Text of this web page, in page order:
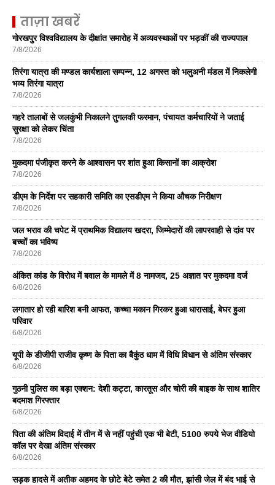
ताज़ा खबरें
गोरखपुर विश्वविद्यालय के दीक्षांत समारोह में अव्यवस्थाओं पर भड़कीं की राज्यपाल
7/8/2026
तिरंगा यात्रा की मण्डल कार्यशाला सम्पन्न, 12 अगस्त को भलुअनी मंडल में निकलेगी
भव्य तिरंगा यात्रा
7/8/2026
गहरे तालाबों से जलकुंभी निकालने तुगलकी फरमान, पंचायत कर्मचारियों ने जताई
सुरक्षा को लेकर चिंता
7/8/2026
मुकदमा पंजीकृत करने के आश्वासन पर शांत हुआ किसानों का आक्रोश
7/8/2026
डीएम के निर्देश पर सहकारी समिति का एसडीएम ने किया औचक निरीक्षण
7/8/2026
जल भराव की चपेट में प्राथमिक विद्यालय खदरा, जिम्मेदारों की लापरवाही से दांव पर
बच्चों का भविष्य
7/8/2026
अंकित कांड के विरोध में बवाल के मामले में 8 नामजद, 25 अज्ञात पर मुकदमा दर्ज
6/8/2026
लगातार हो रही बारिश बनी आफत, कच्चा मकान गिरकर हुआ धारासाई, बेघर हुआ
परिवार
6/8/2026
यूपी के डीजीपी राजीव कृष्ण के पिता का बैकुंठ धाम में विधि विधान से अंतिम संस्कार
6/8/2026
गुठनी पुलिस का बड़ा एक्शन: देशी कट्टा, कारतूस और चोरी की बाइक के साथ शातिर
बदमाश गिरफ्तार
6/8/2026
पिता की अंतिम विदाई में तीन में से नहीं पहुंची एक भी बेटी, 5100 रुपये भेज वीडियो
कॉल पर देखा अंतिम संस्कार
6/8/2026
सड़क हादसे में अतीक अहमद के छोटे बेटे समेत 2 की मौत, झांसी जेल में बंद भाई से